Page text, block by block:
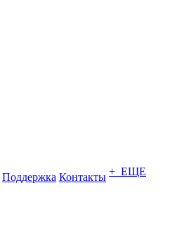
Поддержка Контакты + ЕЩЕ